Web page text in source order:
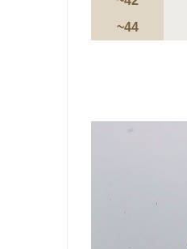
~44